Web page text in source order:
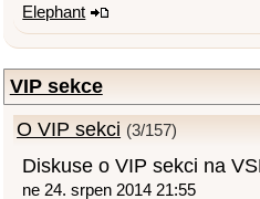
Elephant
VIP sekce
O VIP sekci (3/157)
Diskuse o VIP sekci na
ne 24. srpen 2014 21:55